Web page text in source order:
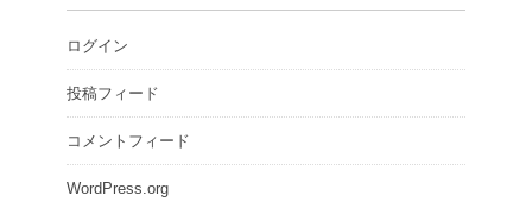
ログイン
投稿フィード
コメントフィード
WordPress.org